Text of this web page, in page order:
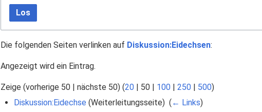
Los
Die folgenden Seiten verlinken auf Diskussion:Eidechsen:
Angezeigt wird ein Eintrag.
Zeige (vorherige 50 | nächste 50) (20 | 50 | 100 | 250 | 500)
Diskussion:Eidechse (Weiterleitungsseite) ‎ (← Links)